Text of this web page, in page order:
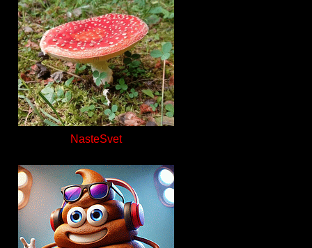
NasteSvet